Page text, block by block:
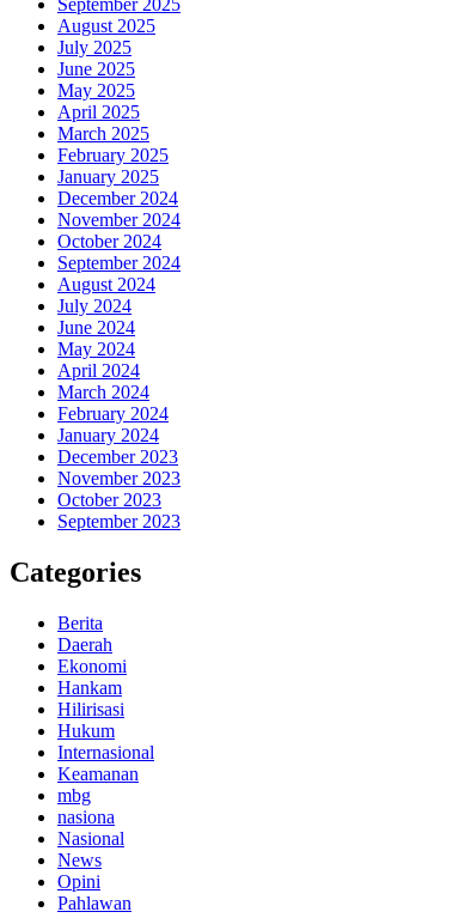
August 2025
July 2025
June 2025
May 2025
April 2025
March 2025
February 2025
January 2025
December 2024
November 2024
October 2024
September 2024
August 2024
July 2024
June 2024
May 2024
April 2024
March 2024
February 2024
January 2024
December 2023
November 2023
October 2023
September 2023
Categories
Berita
Daerah
Ekonomi
Hankam
Hilirisasi
Hukum
Internasional
Keamanan
mbg
nasiona
Nasional
News
Opini
Pahlawan